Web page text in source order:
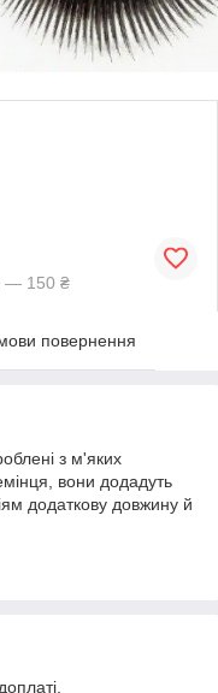
— 150 ₴
повернення
з м'яких
вони додадуть
додаткову довжину й